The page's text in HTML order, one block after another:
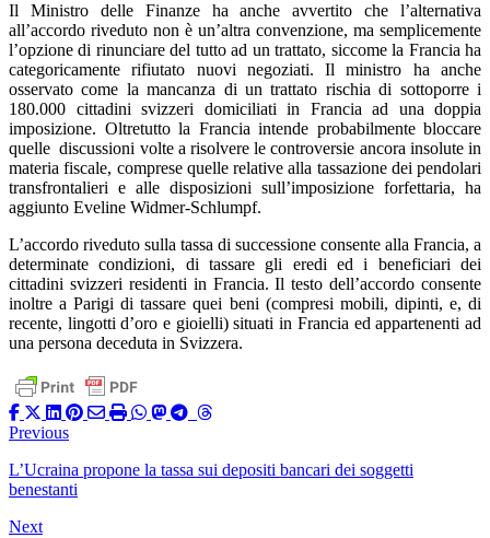
Il Ministro delle Finanze ha anche avvertito che l’alternativa
all’accordo riveduto non è un’altra convenzione, ma semplicemente
l’opzione di rinunciare del tutto ad un trattato, siccome la Francia ha
categoricamente rifiutato nuovi negoziati. Il ministro ha anche
osservato come la mancanza di un trattato rischia di sottoporre i
180.000 cittadini svizzeri domiciliati in Francia ad una doppia
imposizione. Oltretutto la Francia intende probabilmente bloccare
quelle discussioni volte a risolvere le controversie ancora insolute in
materia fiscale, comprese quelle relative alla tassazione dei pendolari
transfrontalieri e alle disposizioni sull’imposizione forfettaria, ha
aggiunto Eveline Widmer-Schlumpf.
L’accordo riveduto sulla tassa di successione consente alla Francia, a
determinate condizioni, di tassare gli eredi ed i beneficiari dei
cittadini svizzeri residenti in Francia. Il testo dell’accordo consente
inoltre a Parigi di tassare quei beni (compresi mobili, dipinti, e, di
recente, lingotti d’oro e gioielli) situati in Francia ed appartenenti ad
una persona deceduta in Svizzera.
Previous
L’Ucraina propone la tassa sui depositi bancari dei soggetti
benestanti
Next